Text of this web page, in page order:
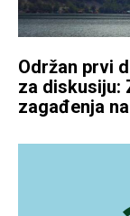
Održan prvi
za diskusiju:
zagađenja